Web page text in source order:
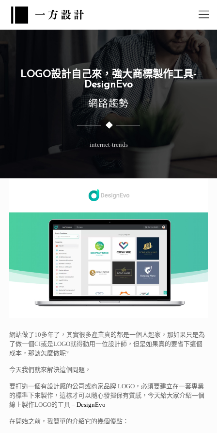
LOGO設計自己來，強大商標製作工具-
DesignEvo
網路趨勢
internet-trends
網站做了10多年了，其實很多產業真的都是一個人起家，那如果只是為
了做一個CI或是LOGO就得動用一位設計師，但是如果真的要省下這個
成本，那該怎麼做呢?
今天我們就來解決這個問題，
要打造一個有設計感的公司或商家品牌 LOGO，必須要建立在一套專業
的標準下來製作，這樣才可以隨心發揮保有質感，今天給大家介紹一個
線上製作LOGO的工具 –DesignEvo
在開始之前，我簡單的介紹它的幾個優點：